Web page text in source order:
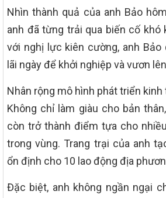
Nhìn thành quả của anh Bảo
anh đã từng trải qua biến cố khó
với nghị lực kiên cường, anh Bảo
lãi ngày để khởi nghiệp và vươn
Nhân rộng mô hình phát triển kinh
Không chỉ làm giàu cho bản
còn trở thành điểm tựa cho
trong vùng. Trang trại của anh
ổn định cho 10 lao động địa
Đặc biệt, anh không ngần ngại